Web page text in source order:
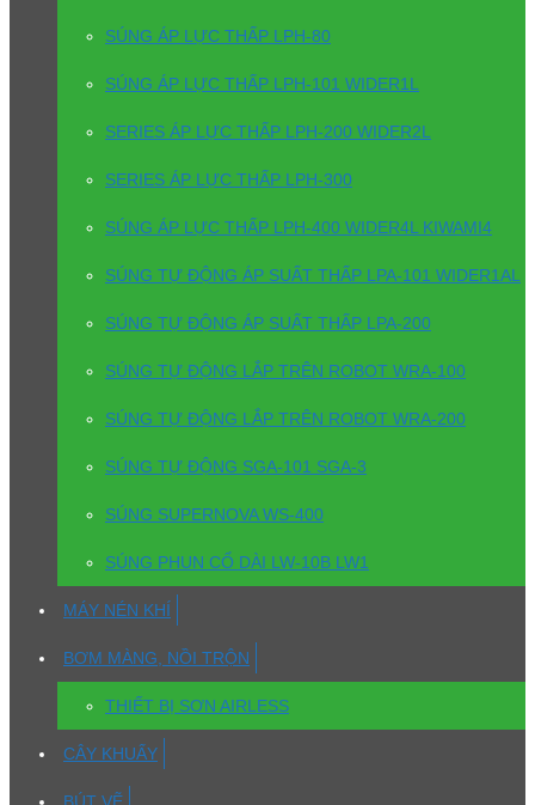
SÚNG ÁP LỰC THẤP LPH-80
SÚNG ÁP LỰC THẤP LPH-101 WIDER1L
SERIES ÁP LỰC THẤP LPH-200 WIDER2L
SERIES ÁP LỰC THẤP LPH-300
SÚNG ÁP LỰC THẤP LPH-400 WIDER4L KIWAMI4
SÚNG TỰ ĐỘNG ÁP SUẤT THẤP LPA-101 WIDER1AL
SÚNG TỰ ĐỘNG ÁP SUẤT THẤP LPA-200
SÚNG TỰ ĐỘNG LẮP TRÊN ROBOT WRA-100
SÚNG TỰ ĐỘNG LẮP TRÊN ROBOT WRA-200
SÚNG TỰ ĐỘNG SGA-101 SGA-3
SÚNG SUPERNOVA WS-400
SÚNG PHUN CỔ DÀI LW-10B LW1
MÁY NÉN KHÍ
BƠM MÀNG, NỒI TRỘN
THIẾT BỊ SƠN AIRLESS
CÂY KHUẤY